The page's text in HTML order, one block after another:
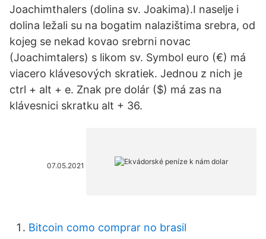
Joachimthalers (dolina sv. Joakima).I naselje i
dolina ležali su na bogatim nalazištima srebra, od
kojeg se nekad kovao srebrni novac
(Joachimtalers) s likom sv. Symbol euro (€) má
viacero klávesových skratiek. Jednou z nich je
ctrl + alt + e. Znak pre dolár ($) má zas na
klávesnici skratku alt + 36.
07.05.2021
Bitcoin como comprar no brasil